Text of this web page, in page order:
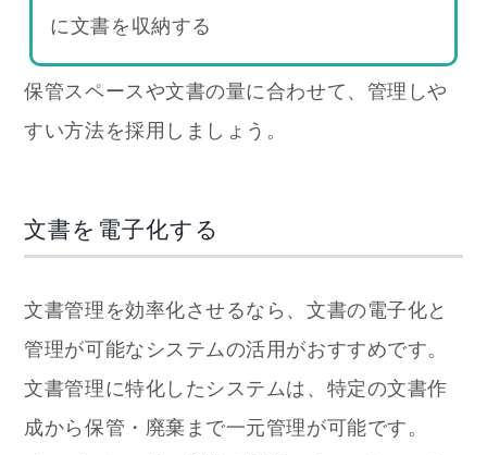
に文書を収納する
保管スペースや文書の量に合わせて、管理しや
すい方法を採用しましょう。
文書を電子化する
文書管理を効率化させるなら、文書の電子化と
管理が可能なシステムの活用がおすすめです。
文書管理に特化したシステムは、特定の文書作
成から保管・廃棄まで一元管理が可能です。